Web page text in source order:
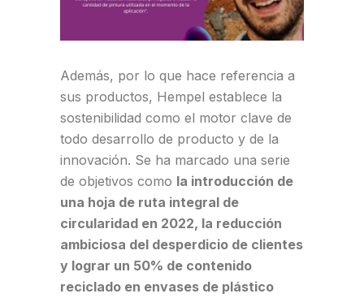
Además, por lo que hace referencia a
sus productos, Hempel establece la
sostenibilidad como el motor clave de
todo desarrollo de producto y de la
innovación. Se ha marcado una serie
de objetivos como la introducción de
una hoja de ruta integral de
circularidad en 2022, la reducción
ambiciosa del desperdicio de clientes
y lograr un 50% de contenido
reciclado en envases de plástico